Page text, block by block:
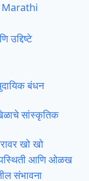
बंधन
सांस्कृतिक
खो खो
आणि ओळख
संभावना